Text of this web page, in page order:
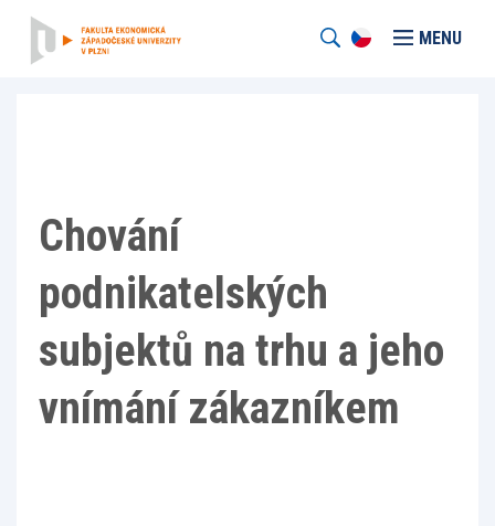
MENU
Chování
podnikatelských
subjektů na trhu a jeho
vnímání zákazníkem